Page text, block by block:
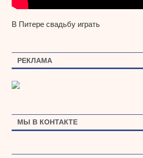
В Питере свадьбу играть
РЕКЛАМА
МЫ В КОНТАКТЕ